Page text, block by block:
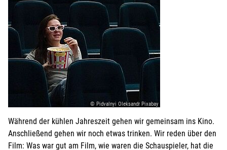
© Pidvalnyi Oleksandr Pixabay
Während der kühlen Jahreszeit gehen wir gemeinsam ins Kino.
Anschließend gehen wir noch etwas trinken. Wir reden über den
Film: Was war gut am Film, wie waren die Schauspieler, hat die